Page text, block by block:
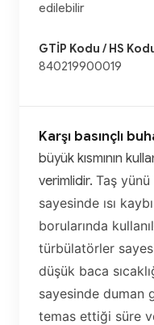
edilebilir
GTİP Kodu / HS
840219900019
Karşı basınçlı
büyük kısmının
verimlidir. Taş
sayesinde ısı
borularında
türbülatörler
düşük baca
sayesinde duman
temas ettiği süre